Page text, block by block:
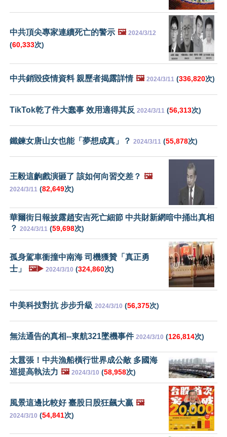
中共頂尖專家連續死亡的警示 🖼️ 2024/3/12
(60,333次)
中共銷毀疫情資料 親歷者揭露詳情 🖼️ 2024/3/11 (336,820次)
TikTok乾了件大蠢事 效用適得其反 2024/3/11 (56,313次)
鐵鍊女唐山女也能「夢想成真」？ 2024/3/11 (55,878次)
王毅這齣戲演砸了 該如何向習交差？ 🖼️
2024/3/11 (82,649次)
華爾街日報披露趙安吉死亡細節 中共財新網暗中捅出真相
？ 2024/3/11 (59,698次)
孤身駕車衝撞中南海 司機獲贊「真正勇
士」
🖼️▶️ 2024/3/10 (324,860次)
中美科技對抗 步步升級 2024/3/10 (56,375次)
無法通告的真相--東航321墜機事件 2024/3/10 (126,814次)
太囂張！中共漁船橫行世界成公敵 多國海
巡提高執法力 🖼️ 2024/3/10 (58,958次)
風景這邊比較好 臺股日股狂飆大贏 🖼️
2024/3/10 (54,841次)